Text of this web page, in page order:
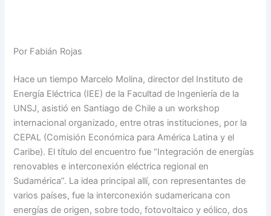
Por Fabián Rojas
Hace un tiempo Marcelo Molina, director del Instituto de
Energía Eléctrica (IEE) de la Facultad de Ingeniería de la
UNSJ, asistió en Santiago de Chile a un workshop
internacional organizado, entre otras instituciones, por la
CEPAL (Comisión Económica para América Latina y el
Caribe). El título del encuentro fue “Integración de energías
renovables e interconexión eléctrica regional en
Sudamérica”. La idea principal allí, con representantes de
varios países, fue la interconexión sudamericana con
energías de origen, sobre todo, fotovoltaico y eólico, dos